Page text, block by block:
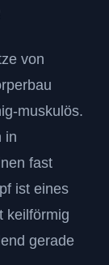
von
muskulös.
in
fast
ist eines
keilförmig
gerade